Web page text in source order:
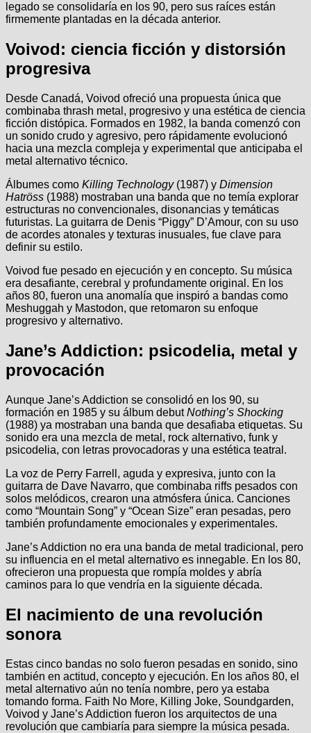
legado se consolidaría en los 90, pero sus raíces están
firmemente plantadas en la década anterior.
Voivod: ciencia ficción y distorsión
progresiva
Desde Canadá, Voivod ofreció una propuesta única que
combinaba thrash metal, progresivo y una estética de ciencia
ficción distópica. Formados en 1982, la banda comenzó con
un sonido crudo y agresivo, pero rápidamente evolucionó
hacia una mezcla compleja y experimental que anticipaba el
metal alternativo técnico.
Álbumes como Killing Technology(1987) y Dimension
Hatröss (1988) mostraban una banda que no temía explorar
estructuras no convencionales, disonancias y temáticas
futuristas. La guitarra de Denis “Piggy” D’Amour, con su uso
de acordes atonales y texturas inusuales, fue clave para
definir su estilo.
Voivod fue pesado en ejecución y en concepto. Su música
era desafiante, cerebral y profundamente original. En los
años 80, fueron una anomalía que inspiró a bandas como
Meshuggah y Mastodon, que retomaron su enfoque
progresivo y alternativo.
Jane’s Addiction: psicodelia, metal y
provocación
Aunque Jane’s Addiction se consolidó en los 90, su
formación en 1985 y su álbum debutNothing’s Shocking
(1988) ya mostraban una banda que desafiaba etiquetas. Su
sonido era una mezcla de metal, rock alternativo, funk y
psicodelia, con letras provocadoras y una estética teatral.
La voz de Perry Farrell, aguda y expresiva, junto con la
guitarra de Dave Navarro, que combinaba riffs pesados con
solos melódicos, crearon una atmósfera única. Canciones
como “Mountain Song” y “Ocean Size” eran pesadas, pero
también profundamente emocionales y experimentales.
Jane’s Addiction no era una banda de metal tradicional, pero
su influencia en el metal alternativo es innegable. En los 80,
ofrecieron una propuesta que rompía moldes y abría
caminos para lo que vendría en la siguiente década.
El nacimiento de una revolución
sonora
Estas cinco bandas no solo fueron pesadas en sonido, sino
también en actitud, concepto y ejecución. En los años 80, el
metal alternativo aún no tenía nombre, pero ya estaba
tomando forma. Faith No More, Killing Joke, Soundgarden,
Voivod y Jane’s Addiction fueron los arquitectos de una
revolución que cambiaría para siempre la música pesada.